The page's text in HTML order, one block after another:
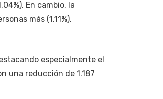
En cambio, la
más (1,11%).
especialmente el
una reducción de 1.187